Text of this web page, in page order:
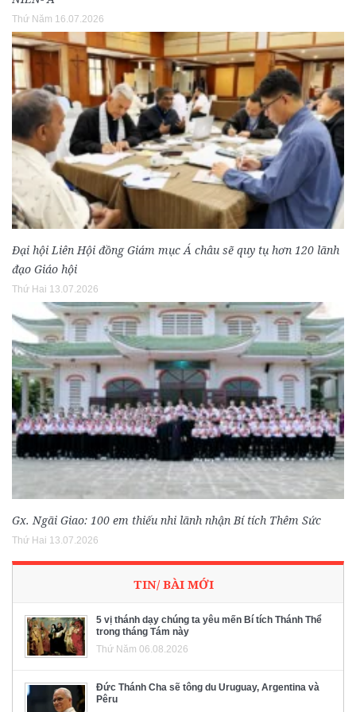
Thứ Năm 16.07.2026
Đại hội Liên Hội đồng Giám mục Á châu sẽ quy tụ hơn 120 lãnh
đạo Giáo hội
Thứ Hai 13.07.2026
Gx. Ngãi Giao: 100 em thiếu nhi lãnh nhận Bí tích Thêm Sức
Thứ Hai 13.07.2026
TIN/ BÀI MỚI
5 vị thánh dạy chúng ta yêu mến Bí tích Thánh Thể
trong tháng Tám này
Thứ Năm 06.08.2026
Đức Thánh Cha sẽ tông du Uruguay, Argentina và
Pêru